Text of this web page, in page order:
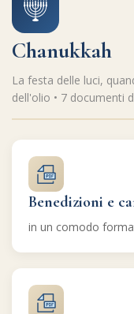
Chanukkah
La festa delle luci,
dell'olio • 7 documenti
Benedizioni e
in un comodo